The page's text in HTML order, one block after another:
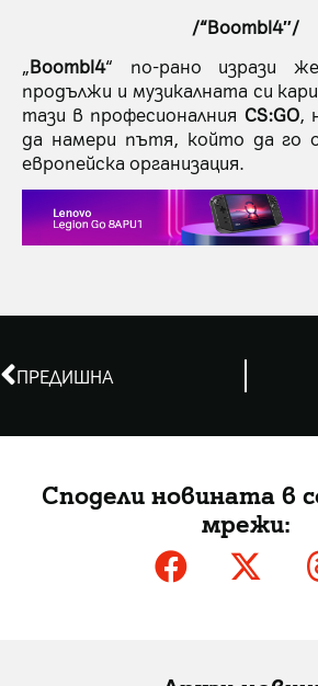
/“Boombl4″/
„Boombl4“ по-рано изрази
продължи и музикалната си
тази в професионалния CS:GO,
да намери пътя, който да го
европейска организация.
ПРЕДИШНА
Сподели новината в
мрежи: